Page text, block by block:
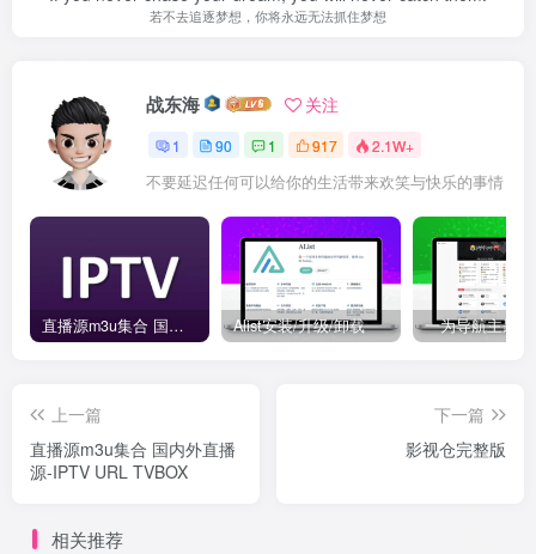
若不去追逐梦想，你将永远无法抓住梦想
战东海 关注
1 90 1 917 2.1W+
不要延迟任何可以给你的生活带来欢笑与快乐的事情
直播源m3u集合 国内外直播源-IPTV URL TVBOX Alist安装/升级/卸载
上一篇
直播源m3u集合 国内外直播
源-IPTV URL TVBOX
下一篇
影视仓完整版
相关推荐